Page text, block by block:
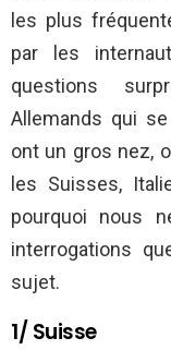
les plus
par les
questions
Allemands qui
ont un gros nez,
les Suisses,
pourquoi nous
interrogations
sujet.
1/ Suisse